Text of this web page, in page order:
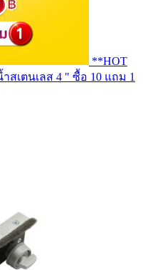
**HOT
เตนเลส 4 " ซื้อ 10 แถม 1